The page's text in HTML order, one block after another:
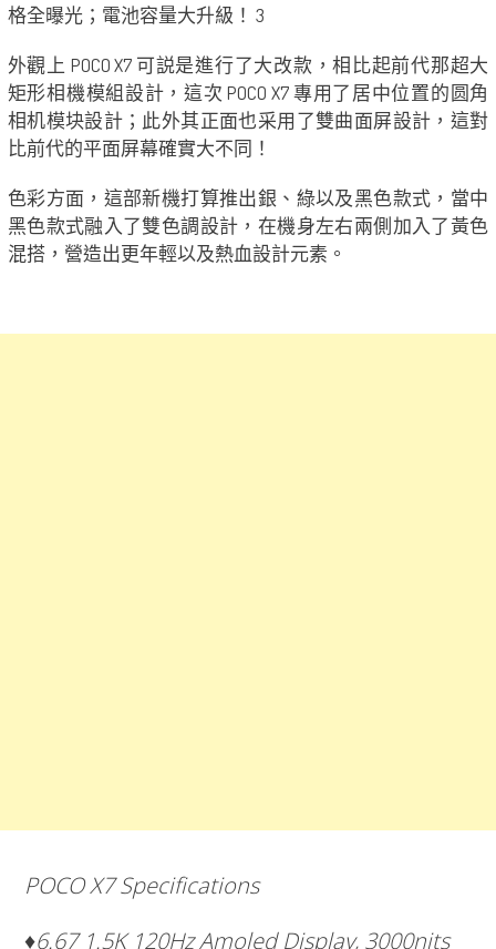
外觀上 POCO X7 可説是進行了大改款，相比起前代那超大
矩形相機模組設計，這次 POCO X7 專用了居中位置的圆角
相机模块設計；此外其正面也采用了雙曲面屏設計，這對
比前代的平面屏幕確實大不同！
色彩方面，這部新機打算推出銀、綠以及黑色款式，當中
黑色款式融入了雙色調設計，在機身左右兩側加入了黃色
混搭，營造出更年輕以及熱血設計元素。
POCO X7 Specifications
♦6.67 1.5K 120Hz Amoled Display, 3000nits